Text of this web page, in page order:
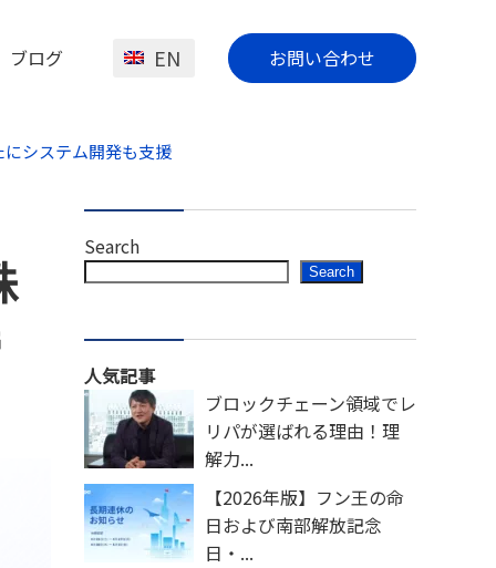
ブログ EN お問い合わせ
システム開発も支援
Search
Search
人気記事
ブロックチェーン領域でレ
リパが選ばれる理由！理
解力...
【2026年版】フン王の命
日および南部解放記念
日・...